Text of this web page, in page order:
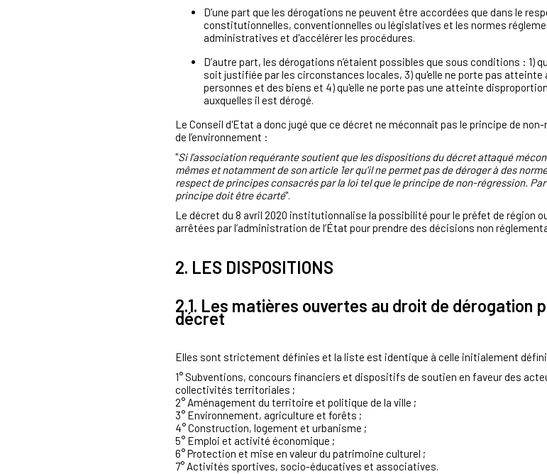
D’une part que les dérogations ne peuvent être accordées que dans le
constitutionnelles, conventionnelles ou législatives et les normes
administratives et d'accélérer les procédures.
D’autre part, les dérogations n’étaient possibles que sous conditions : 1)
soit justifiée par les circonstances locales, 3) qu'elle ne porte pas
personnes et des biens et 4) qu'elle ne porte pas une atteinte
auxquelles il est dérogé.
Le Conseil d'Etat a donc jugé que ce décret ne méconnaît pas le principe de
de l’environnement :
"Si l'association requérante soutient que les dispositions du décret attaqué
mêmes et notamment de son article 1er qu'il ne permet pas de déroger à des
respect de principes consacrés par la loi tel que le principe de non-régression.
principe doit être écarté".
Le décret du 8 avril 2020 institutionnalise la possibilité pour le préfet de région
arrêtées par l’administration de l’État pour prendre des décisions non
2. LES DISPOSITIONS
2.1. Les matières ouvertes au droit de dérogation
décret
Elles sont strictement définies et la liste est identique à celle initialement
1° Subventions, concours financiers et dispositifs de soutien en faveur des
collectivités territoriales ;
2° Aménagement du territoire et politique de la ville ;
3° Environnement, agriculture et forêts ;
4° Construction, logement et urbanisme ;
5° Emploi et activité économique ;
6° Protection et mise en valeur du patrimoine culturel ;
7° Activités sportives, socio-éducatives et associatives.